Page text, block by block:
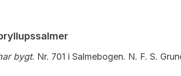
bygt. Nr. 701 i Salmebogen. N. F. S.